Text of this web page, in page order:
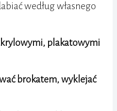
według własnego
plakatowymi
brokatem, wyklejać